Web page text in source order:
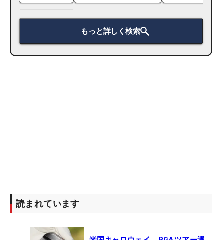
もっと詳しく検索
読まれています